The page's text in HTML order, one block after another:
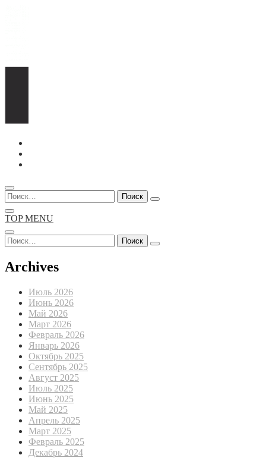
Перейти
содержимому
Найти:
TOP MENU
Найти:
Archives
Июль 2026
Июнь 2026
Май 2026
Март 2026
Февраль 2026
Январь 2026
Октябрь 2025
Сентябрь 2025
Август 2025
Июль 2025
Июнь 2025
Май 2025
Апрель 2025
Март 2025
Февраль 2025
Декабрь 2024